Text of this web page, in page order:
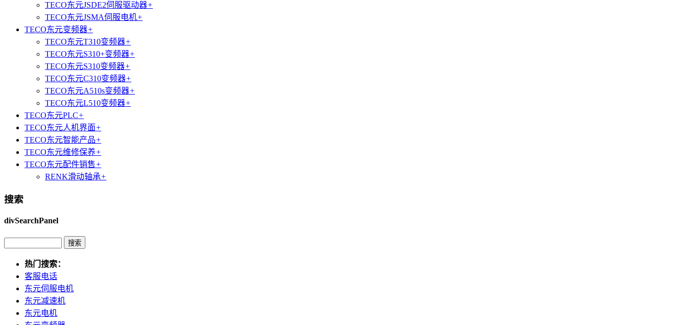
TECO东元JSDE2伺服驱动器+
TECO东元JSMA伺服电机+
TECO东元变频器+
TECO东元T310变频器+
TECO东元S310+变频器+
TECO东元S310变频器+
TECO东元C310变频器+
TECO东元A510s变频器+
TECO东元L510变频器+
TECO东元PLC+
TECO东元人机界面+
TECO东元智能产品+
TECO东元维修保养+
TECO东元配件销售+
RENK滑动轴承+
搜索
divSearchPanel
热门搜索：
客服电话
东元伺服电机
东元减速机
东元电机